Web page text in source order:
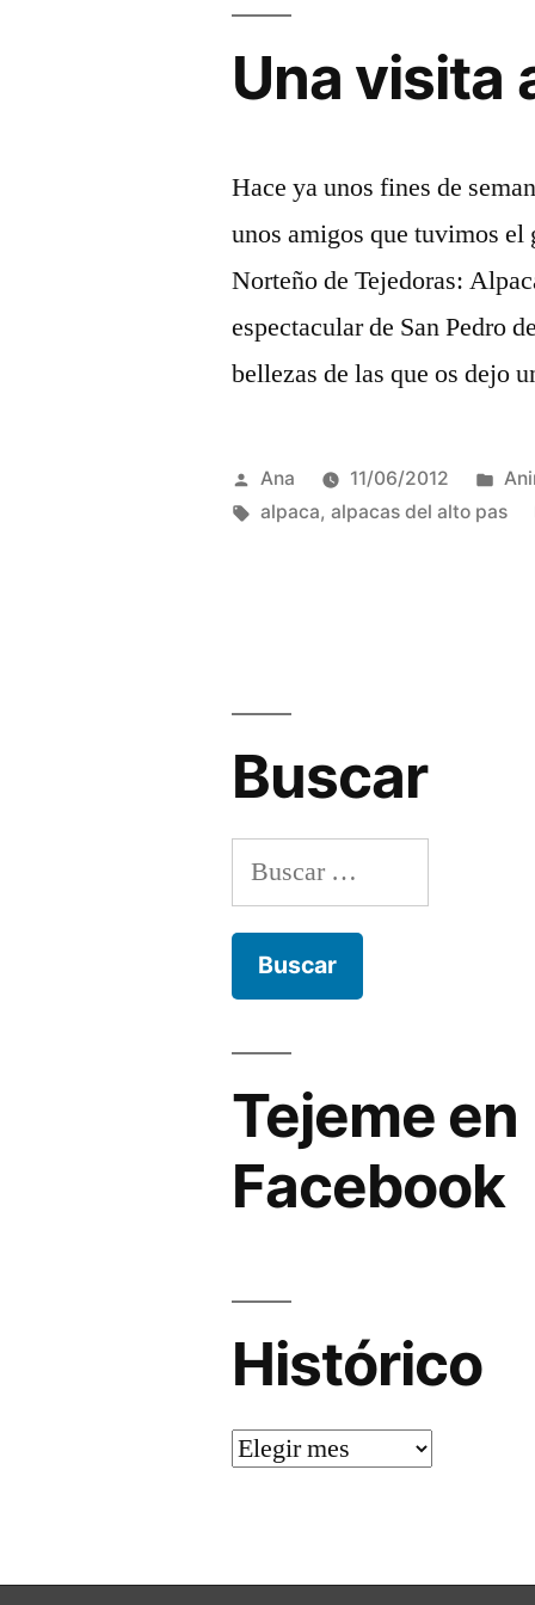
Una visita
Hace ya unos fines de
unos amigos que tuvimos el
Norteño de Tejedoras:
espectacular de San Pedro
bellezas de las que os dejo
Publicada
por
Ana 11/06/2012
en
Etiquetas:
alpaca,alpacas del alto pas
Buscar
Buscar:
Tejeme en
Facebook
Histórico
Histórico
El blog de tejeme,Funciona